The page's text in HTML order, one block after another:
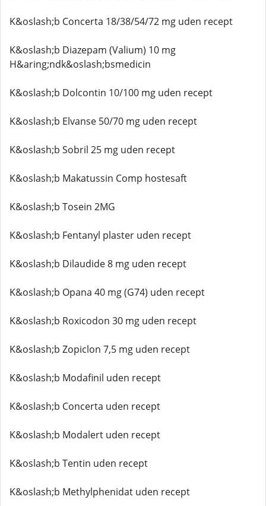
K&oslash;b Concerta 18/38/54/72 mg uden recept
K&oslash;b Diazepam (Valium) 10 mg
H&aring;ndk&oslash;bsmedicin
K&oslash;b Dolcontin 10/100 mg uden recept
K&oslash;b Elvanse 50/70 mg uden recept
K&oslash;b Sobril 25 mg uden recept
K&oslash;b Makatussin Comp hostesaft
K&oslash;b Tosein 2MG
K&oslash;b Fentanyl plaster uden recept
K&oslash;b Dilaudide 8 mg uden recept
K&oslash;b Opana 40 mg (G74) uden recept
K&oslash;b Roxicodon 30 mg uden recept
K&oslash;b Zopiclon 7,5 mg uden recept
K&oslash;b Modafinil uden recept
K&oslash;b Concerta uden recept
K&oslash;b Modalert uden recept
K&oslash;b Tentin uden recept
K&oslash;b Methylphenidat uden recept